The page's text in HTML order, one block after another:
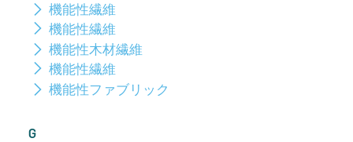
機能性繊維
機能性繊維
機能性木材繊維
機能性繊維
機能性ファブリック
G